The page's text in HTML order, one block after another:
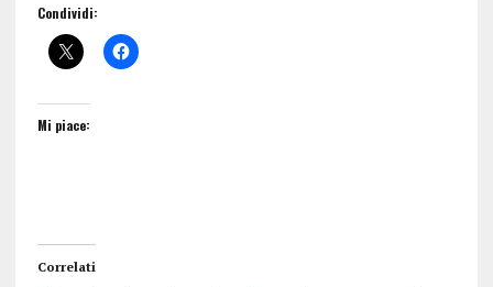
Condividi:
Mi piace:
Correlati